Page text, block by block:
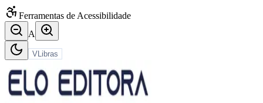
Ferramentas de Acessibilidade
A
VLibras